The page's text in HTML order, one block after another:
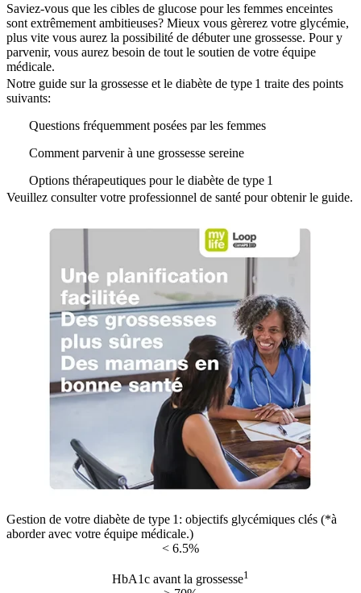
Saviez-vous que les cibles de glucose pour les femmes enceintes
sont extrêmement ambitieuses? Mieux vous gèrerez votre glycémie,
plus vite vous aurez la possibilité de débuter une grossesse. Pour y
parvenir, vous aurez besoin de tout le soutien de votre équipe
médicale.
Notre guide sur la grossesse et le diabète de type 1 traite des points
suivants:
Questions fréquemment posées par les femmes
Comment parvenir à une grossesse sereine
Options thérapeutiques pour le diabète de type 1
Veuillez consulter votre professionnel de santé pour obtenir le guide.
Gestion de votre diabète de type 1: objectifs glycémiques clés (*à
aborder avec votre équipe médicale.)
< 6.5%
HbA1c avant la grossesse1